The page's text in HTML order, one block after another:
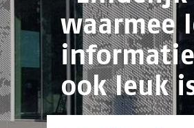
waarmee
ook leuk